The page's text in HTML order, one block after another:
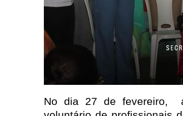
No dia 27 de fevereiro,